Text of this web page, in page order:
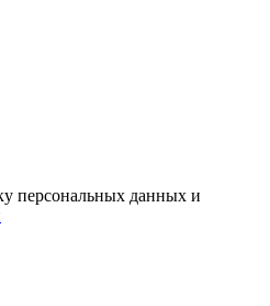
персональных данных и